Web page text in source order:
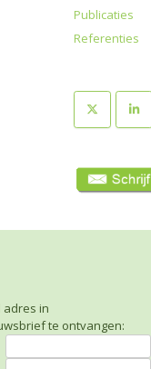
Publicaties
Referenties
adres in
te ontvangen: